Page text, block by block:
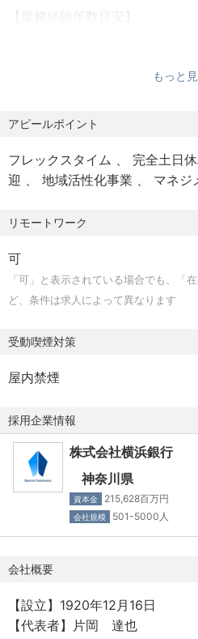
活を豊かにする大きな手応えを
タを活用できるため、一般的な
い、深くパーソナライズされた
可能です。
有給休暇（勤続年数に応じ15～
【福利厚生】
育児休業および育児休業者向け
等
【加入保険】
【受動喫煙対策 】
事業所敷地内完全禁煙
【備考】
従事すべき業務の変更の範囲：
外業務・ロビー業務・店頭事務
話交換業務・本部業務・検印
会社業務・出向先業務
・戦略的・論理的思考の素養が
・お客さまや社内メンバーと良
もっと
アピールポイント
フレックスタイム 完全土日
迎
地域活性化事業 マネジ
リモートワーク
可
「可」と表示されている場合でも、「
ど、条件は求人によって異なります
受動喫煙対策
屋内禁煙
採用企業情報
株式会社横浜銀行
神奈川県
資本金 215,628百万円
会社規模 501-5000人
会社概要
【設立】1920年12月16日
【代表者】片岡 達也